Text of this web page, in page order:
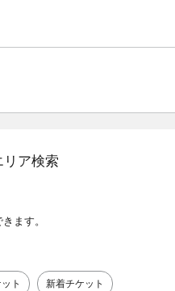
リア検索
ます。
ト 新着チケット